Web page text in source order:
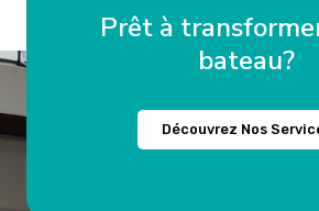
Prêt à
bateau?
Découvrez Nos